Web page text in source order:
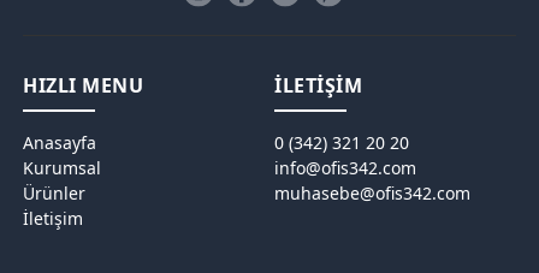
HIZLI MENU
Anasayfa
Kurumsal
Ürünler
İletişim
İLETİŞİM
0 (342) 321 20 20
info@ofis342.com
muhasebe@ofis342.com